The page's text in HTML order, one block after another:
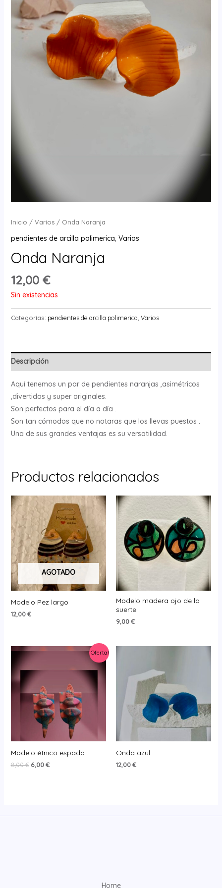
Inicio / Varios/ Onda Naranja
pendientes de arcilla polimerica, Varios
Onda Naranja
12,00 €
Sin existencias
Categorías: pendientes de arcilla polimerica Varios
Descripción
Aquí tenemos un par de pendientes naranjas ,asimétricos
,divertidos y super originales.
Son perfectos para el día a día .
Son tan cómodos que no notaras que los llevas puestos .
Una de sus grandes ventajas es su versatilidad.
Productos relacionados
AGOTADO
Modelo Pez largo
12,00€
Modelo madera ojo de la
suerte
9,00€
¡Oferta!
Modelo étnico espada
8,00€ El
6,00€El
Onda azul
12,00€
Home